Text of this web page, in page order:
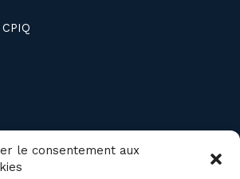
le consentement aux